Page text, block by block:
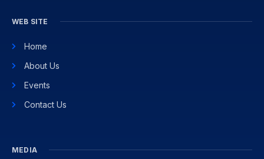
WEB SITE
Home
About Us
Events
Contact Us
MEDIA